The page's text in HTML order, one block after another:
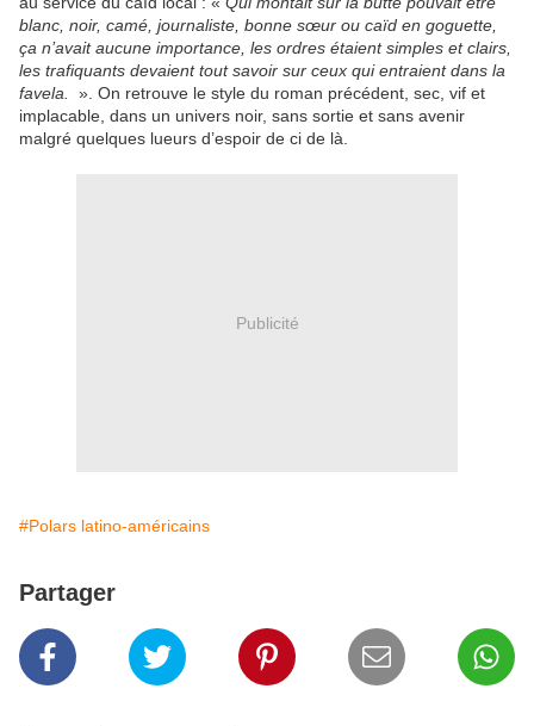
blanc, noir, camé, journaliste, bonne sœur ou caïd en goguette,
ça n’avait aucune importance, les ordres étaient simples et clairs,
les trafiquants devaient tout savoir sur ceux qui entraient dans la
favela.
». On retrouve le style du roman précédent, sec, vif et
implacable, dans un univers noir, sans sortie et sans avenir
malgré quelques lueurs d’espoir de ci de là.
Publicité
#Polars latino-américains
Partager